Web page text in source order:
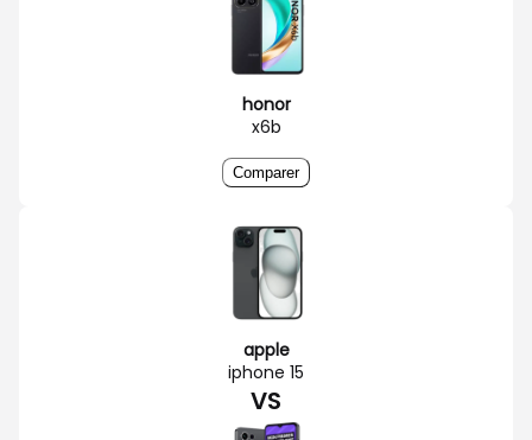
honor
x6b
Comparer
apple
iphone 15
VS